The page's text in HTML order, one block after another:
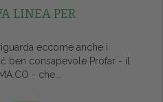
LINEA PER
eccome anche i
ben consapevole Profar - il
- che...